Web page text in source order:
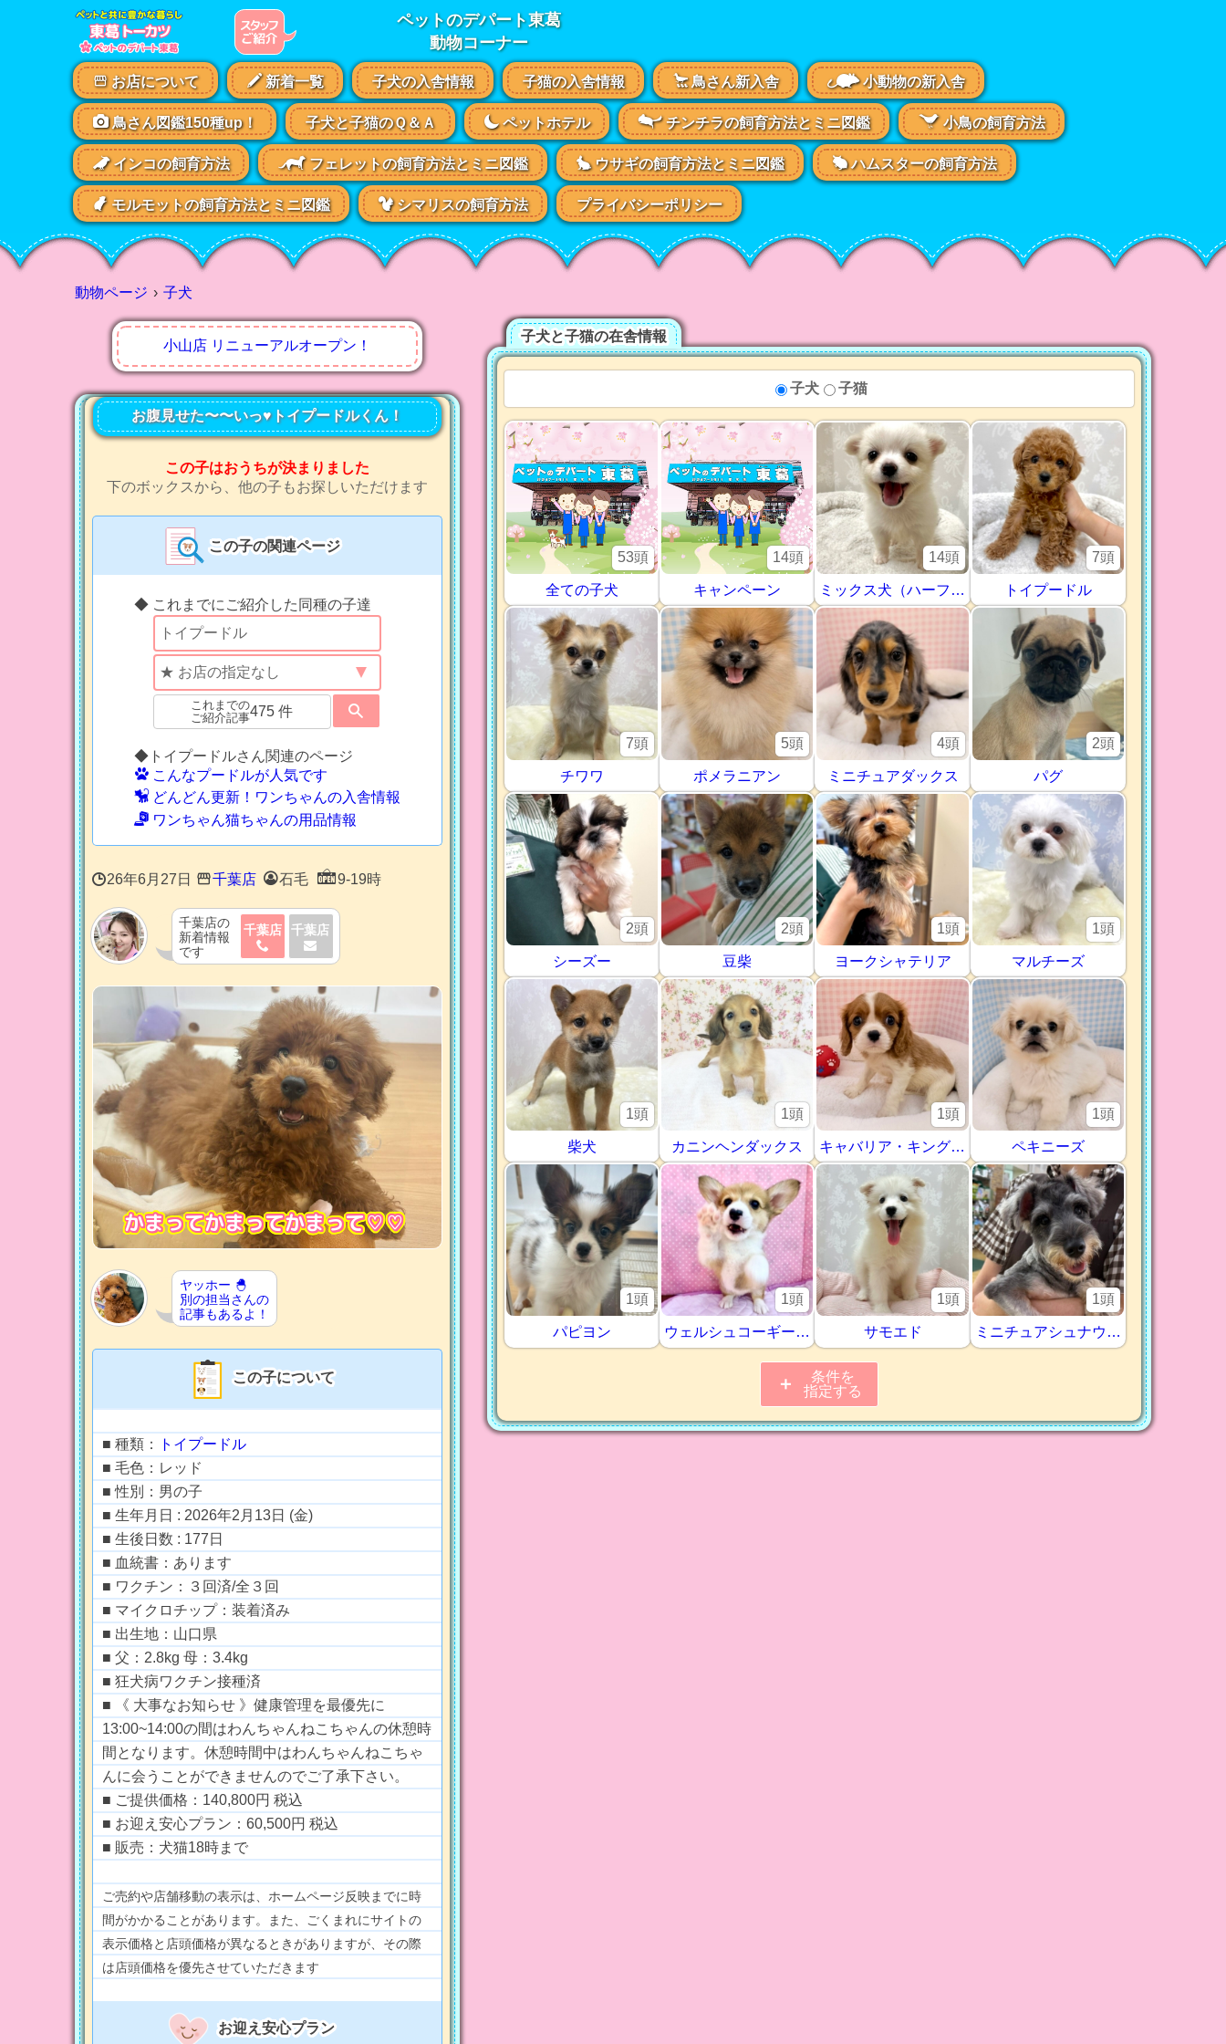
ペットのデパート東葛
動物コーナー
お店について 新着一覧 子犬の入舎情報 子猫の入舎情報 鳥さん新入舎 小動物の新入舎
鳥さん図鑑150種up！ 子犬と子猫のＱ＆Ａ ペットホテル チンチラの飼育方法とミニ図鑑 小鳥の飼育方法
インコの飼育方法 フェレットの飼育方法とミニ図鑑 ウサギの飼育方法とミニ図鑑 ハムスターの飼育方法
モルモットの飼育方法とミニ図鑑 シマリスの飼育方法 プライバシーポリシー
動物ページ 子犬
小山店 リニューアルオープン！
お腹見せた〜〜いっ♥トイプードルくん！
この子はおうちが決まりました
下のボックスから、他の子もお探しいただけます
この子の関連ページ
◆ これまでにご紹介した同種の子達
これまでの
ご紹介記事475 件
◆トイプードルさん関連のページ
こんなプードルが人気です
どんどん更新！ワンちゃんの入舎情報
ワンちゃん猫ちゃんの用品情報
26年6月27日 千葉店 石毛 9-19時
千葉店の
新着情報
です
千葉店 千葉店
かまってかまってかまって♡♡
ヤッホー 🐣
別の担当さんの
記事もあるよ！
この子について
■ 種類：
トイプードル
■ 毛色：レッド
■ 性別：男の子
■ 生年月日 : 2026年2月13日 (金)
■ 生後日数 : 177日
■ 血統書：あります
■ ワクチン：３回済/全３回
■ マイクロチップ：装着済み
■ 出生地：山口県
■ 父：2.8kg 母：3.4kg
■ 狂犬病ワクチン接種済
■ 《 大事なお知らせ 》健康管理を最優先に
13:00~14:00の間はわんちゃんねこちゃんの休憩時
間となります。休憩時間中はわんちゃんねこちゃ
んに会うことができませんのでご了承下さい。
■ ご提供価格：140,800円 税込
■ お迎え安心プラン：60,500円 税込
■ 販売：犬猫18時まで
ご売約や店舗移動の表示は、ホームページ反映までに時
間がかかることがあります。また、ごくまれにサイトの
表示価格と店頭価格が異なるときがありますが、その際
は店頭価格を優先させていただきます
お迎え安心プラン
子犬と子猫の在舎情報
子犬 子猫
53頭
全ての子犬
14頭
キャンペーン
14頭
ミックス犬（ハーフ犬）
7頭
トイプードル
7頭
チワワ
5頭
ポメラニアン
4頭
ミニチュアダックス
2頭
パグ
2頭
シーズー
2頭
豆柴
1頭
ヨークシャテリア
1頭
マルチーズ
1頭
柴犬
1頭
カニンヘンダックス
1頭
キャバリア・キングチャールズ・スパニエル
1頭
ペキニーズ
1頭
パピヨン
1頭
ウェルシュコーギー・ペンブローグ
1頭
サモエド
1頭
ミニチュアシュナウザー
＋
条件を
指定する